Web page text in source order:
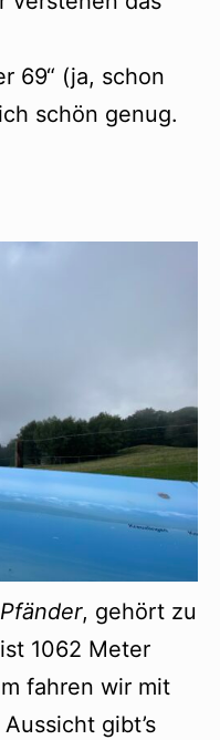
69“ (ja, schon
schön genug.
Pfänder, gehört zu
1062 Meter
fahren wir mit
gibt’s